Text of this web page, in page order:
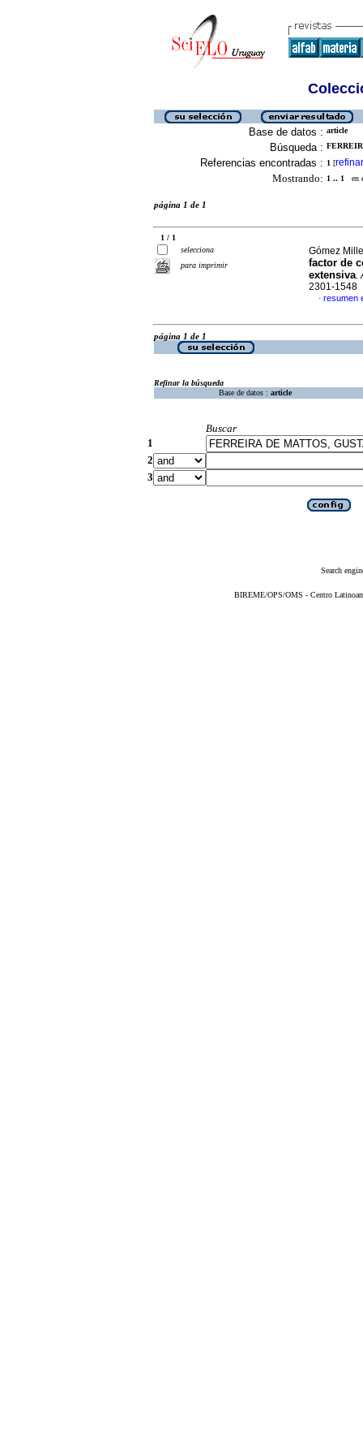
Base de datos : article
Búsqueda :
Referencias encontradas : 1 [refinar
Mostrando: 1 .. 1 en
página 1 de 1
1 / 1
selecciona
para imprimir
Gómez
factor de
extensiva.
2301-1548
· resumen
página 1 de 1
Refinar la búsqueda
Base de datos : article
Buscar
1
2
3
Search
BIREME/OPS/OMS - Centro